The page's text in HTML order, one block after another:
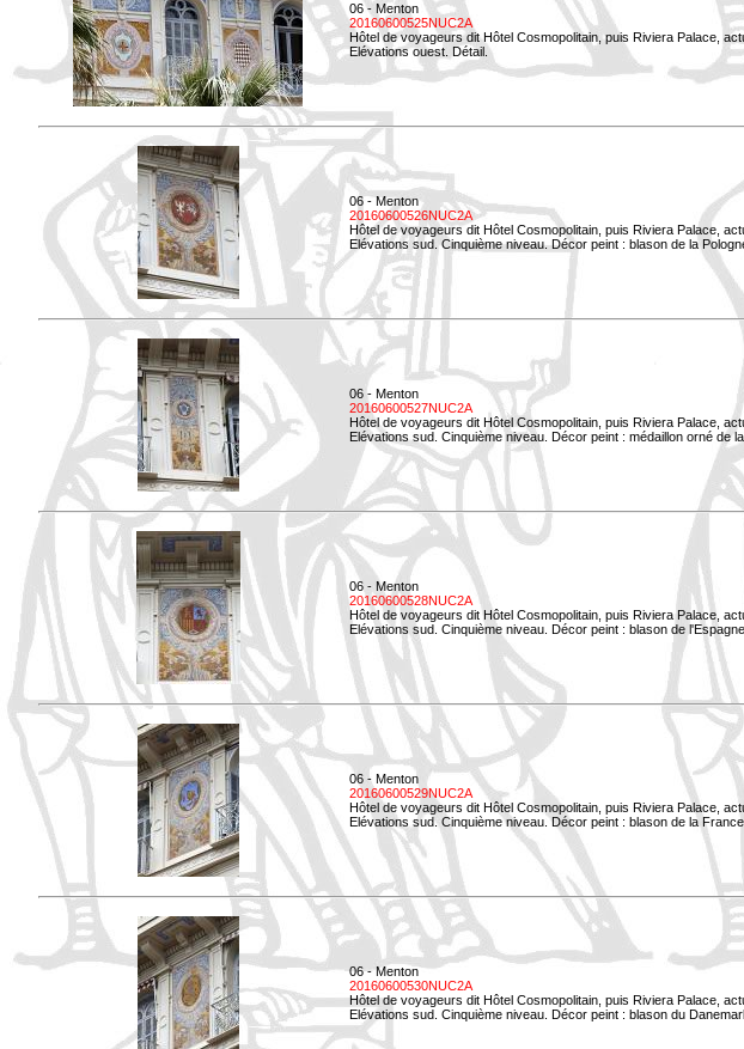
06 - Menton
20160600525NUC2A
Hôtel de voyageurs dit Hôtel Cosmopolitain, puis Riviera Palace,
Elévations ouest. Détail.
06 - Menton
20160600526NUC2A
Hôtel de voyageurs dit Hôtel Cosmopolitain, puis Riviera Palace,
Elévations sud. Cinquième niveau. Décor peint : blason de la
06 - Menton
20160600527NUC2A
Hôtel de voyageurs dit Hôtel Cosmopolitain, puis Riviera Palace,
Elévations sud. Cinquième niveau. Décor peint : médaillon orné de
06 - Menton
20160600528NUC2A
Hôtel de voyageurs dit Hôtel Cosmopolitain, puis Riviera Palace,
Elévations sud. Cinquième niveau. Décor peint : blason de l'Espagne.
06 - Menton
20160600529NUC2A
Hôtel de voyageurs dit Hôtel Cosmopolitain, puis Riviera Palace,
Elévations sud. Cinquième niveau. Décor peint : blason de la France.
06 - Menton
20160600530NUC2A
Hôtel de voyageurs dit Hôtel Cosmopolitain, puis Riviera Palace,
Elévations sud. Cinquième niveau. Décor peint : blason du